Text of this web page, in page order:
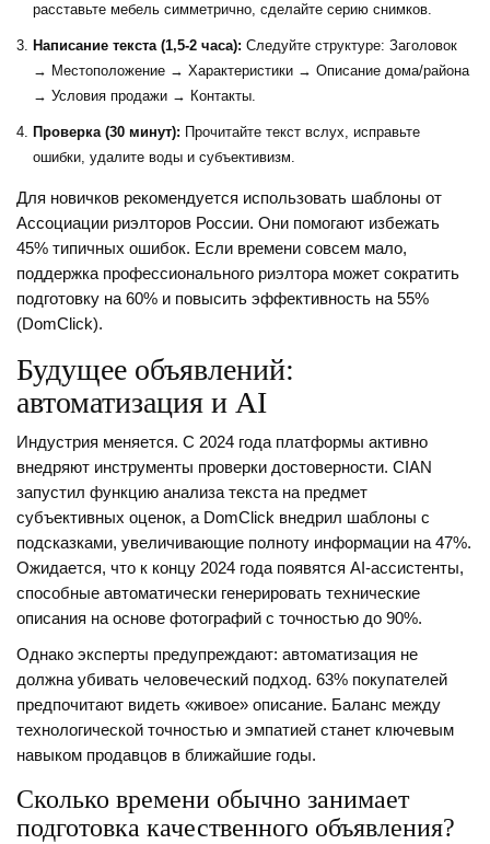
расставьте мебель симметрично, сделайте серию снимков.
Написание текста (1,5-2 часа): Следуйте структуре: Заголовок
→ Местоположение → Характеристики → Описание дома/района
→ Условия продажи → Контакты.
Проверка (30 минут): Прочитайте текст вслух, исправьте
ошибки, удалите воды и субъективизм.
Для новичков рекомендуется использовать шаблоны от
Ассоциации риэлторов России. Они помогают избежать
45% типичных ошибок. Если времени совсем мало,
поддержка профессионального риэлтора может сократить
подготовку на 60% и повысить эффективность на 55%
(DomClick).
Будущее объявлений:
автоматизация и AI
Индустрия меняется. С 2024 года платформы активно
внедряют инструменты проверки достоверности. CIAN
запустил функцию анализа текста на предмет
субъективных оценок, а DomClick внедрил шаблоны с
подсказками, увеличивающие полноту информации на 47%.
Ожидается, что к концу 2024 года появятся AI-ассистенты,
способные автоматически генерировать технические
описания на основе фотографий с точностью до 90%.
Однако эксперты предупреждают: автоматизация не
должна убивать человеческий подход. 63% покупателей
предпочитают видеть «живое» описание. Баланс между
технологической точностью и эмпатией станет ключевым
навыком продавцов в ближайшие годы.
Сколько времени обычно занимает
подготовка качественного объявления?